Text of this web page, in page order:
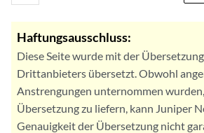
Haftungsausschluss:
Diese Seite wurde mit der
Drittanbieters übersetzt. Obwohl
Anstrengungen unternommen
Übersetzung zu liefern, kann Juniper
Genauigkeit der Übersetzung nicht